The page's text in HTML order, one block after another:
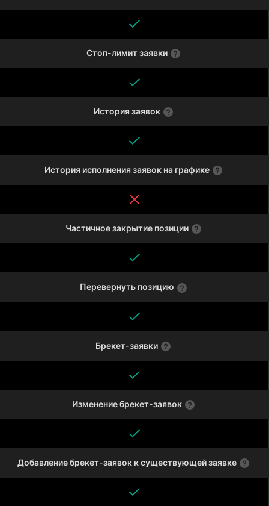
Стоп-лимит заявки
История заявок
История исполнения заявок на графике
Частичное закрытие позиции
Перевернуть позицию
Брекет-заявки
Изменение брекет-заявок
Добавление брекет-заявок к существующей заявке